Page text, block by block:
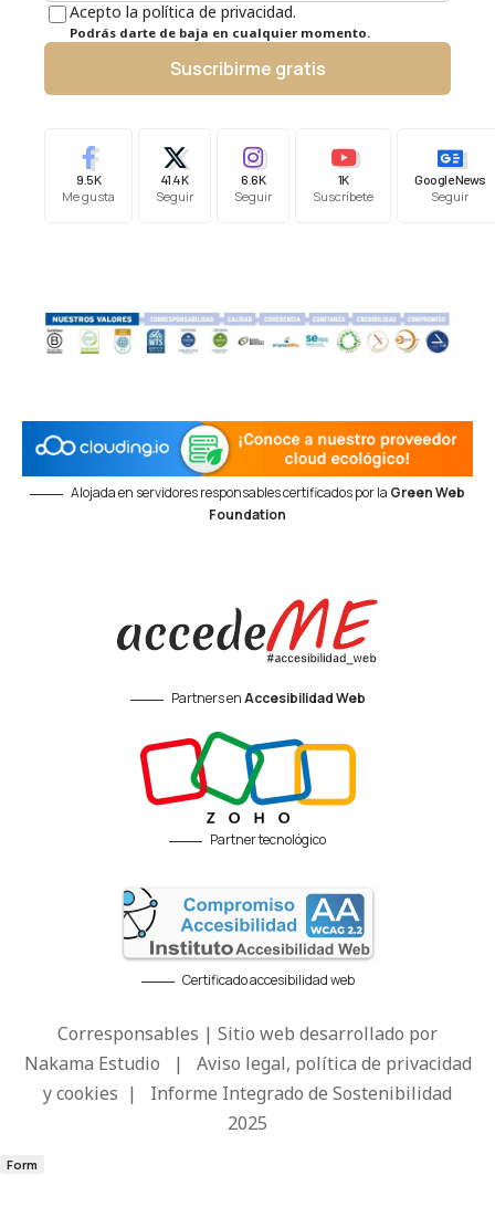
Acepto la política de privacidad.
Podrás darte de baja en cualquier momento.
Suscribirme gratis
9.5K
Me gusta
41.4K
Seguir
6.6K
Seguir
1K
Suscríbete
Google News
Seguir
Alojada en servidores responsables certificados por la Green Web
Foundation
Partners enAccesibilidad Web
Partner tecnológico
Certificado accesibilidad web
Corresponsables | Sitio web desarrollado por
Nakama Estudio | Aviso legal, política de privacidad
y cookies | Informe Integrado de Sostenibilidad
2025
Form